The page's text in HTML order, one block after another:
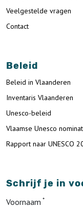
Veelgestelde vragen
Contact
Beleid
Beleid in Vlaanderen
Inventaris Vlaanderen
Unesco-beleid
Vlaamse Unesco
Rapport naar UNESCO
Schrijf je in
Voornaam